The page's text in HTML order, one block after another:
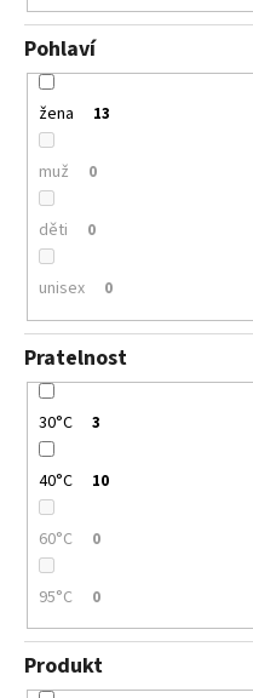
Pohlaví
žena 13
muž 0
děti 0
unisex 0
Pratelnost
30°C 3
40°C 10
60°C 0
95°C 0
Produkt